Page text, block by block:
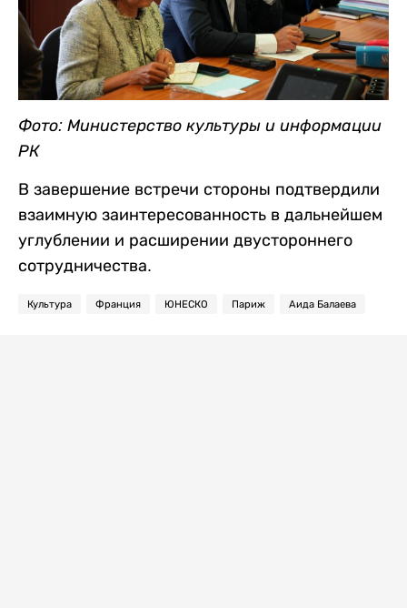
Фото: Министерство культуры и информации
РК
В завершение встречи стороны подтвердили
взаимную заинтересованность в дальнейшем
углублении и расширении двустороннего
сотрудничества.
Культура Франция ЮНЕСКО Париж Аида Балаева